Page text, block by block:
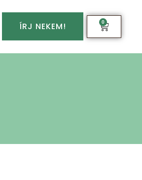
ÍRJ NEKEM! 0